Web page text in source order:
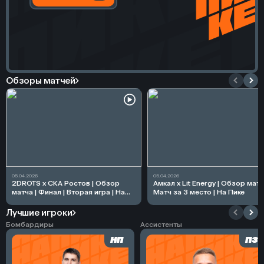
Лучшие игроки
Бомбардиры
НП
Ассистенты
ПЗ
Обзоры матчей
05.04.2026
2DROTS x СКА Ростов | Обзор
матча | Финал | Вторая игра | На
05.04.2026
Амкал х Lit Energy | Обзор
Матч за 3 место | На Пике